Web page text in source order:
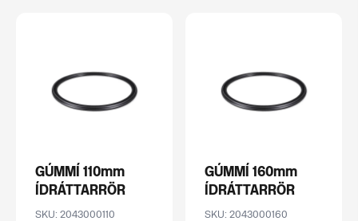
GÚMMÍ 110mm
ÍDRÁTTARRÖR
SKU: 2043000110
GÚMMÍ 160mm
ÍDRÁTTARRÖR
SKU: 2043000160